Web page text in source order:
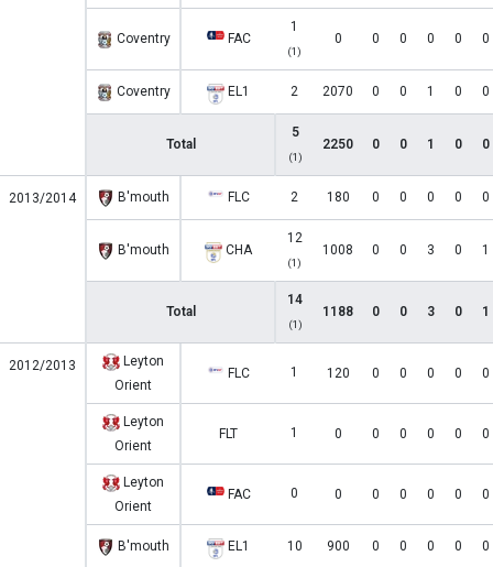
Coventry FAC
1
(1)
0 0 0 0 0 0
Coventry EL1 2 2070 0 0 1 0 0
Total
5
(1)
2250 0 0 1 0 0
2013/2014 B'mouth FLC 2 180 0 0 0 0 0
B'mouth CHA
12
(1)
1008 0 0 3 0 1
Total
14
(1)
1188 0 0 3 0 1
2012/2013
Leyton
Orient
FLC 1 120 0 0 0 0 0
Leyton
Orient
FLT 1 0 0 0 0 0 0
Leyton
Orient
FAC 0 0 0 0 0 0 0
B'mouth EL1 10 900 0 0 0 0 0